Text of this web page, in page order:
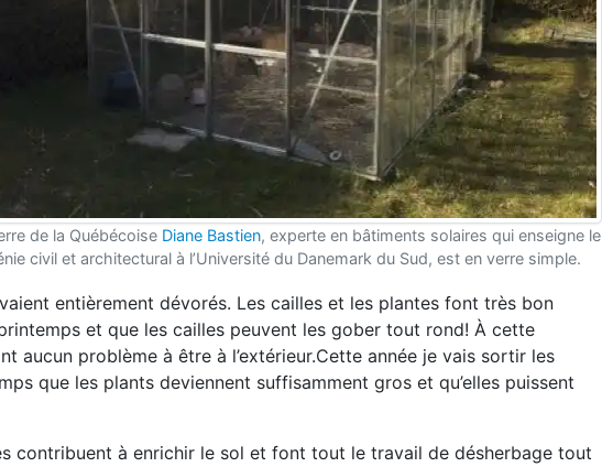
de la Québécoise Diane Bastien, experte en bâtiments solaires qui enseigne le
civil et architectural à l’Université du Danemark du Sud, est en verre simple.
entièrement dévorés. Les cailles et les plantes font très bon
et que les cailles peuvent les gober tout rond! À cette
aucun problème à être à l’extérieur.Cette année je vais sortir les
que les plants deviennent suffisamment gros et qu’elles puissent
contribuent à enrichir le sol et font tout le travail de désherbage tout